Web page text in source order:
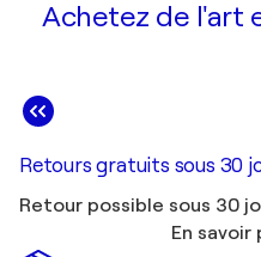
Achetez de l'art
Retours gratuits sous 30
Retour possible sous 30
En savoir